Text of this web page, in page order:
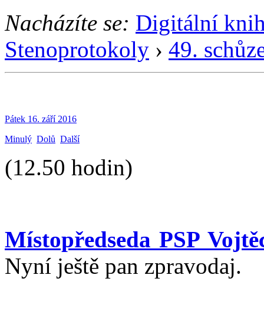
Nacházíte se: Digitální
Stenoprotokoly › 49.
Pátek 16. září 2016
Minulý Dolů Další
(12.50 hodin)
Místopředseda PSP
Nyní ještě pan zpravodaj.